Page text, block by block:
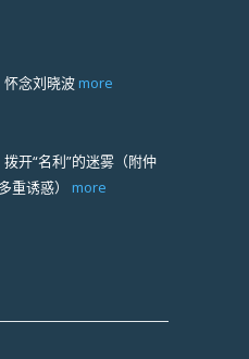
怀念刘晓波 more
开“名利”的迷雾（附仲
重诱惑） more